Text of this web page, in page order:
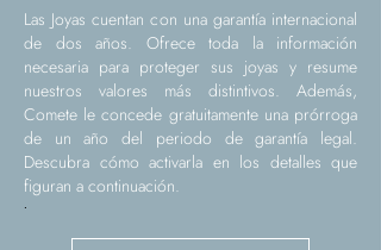
Las Joyas cuentan con una garantía internacional
de dos años. Ofrece toda la información
necesaria para proteger sus joyas y resume
nuestros valores más distintivos. Además,
Comete le concede gratuitamente una prórroga
de un año del periodo de garantía legal.
Descubra cómo activarla en los detalles que
figuran a continuación.